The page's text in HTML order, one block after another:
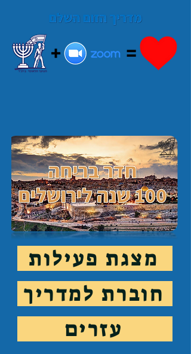
מצגת פעילות
חוברת למדריך
עזרים